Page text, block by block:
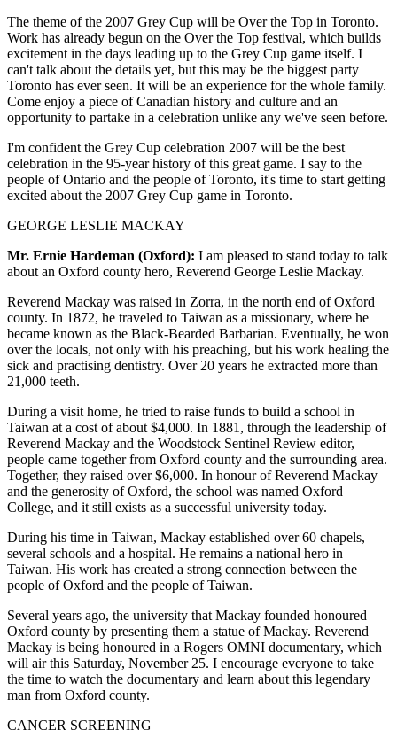
The theme of the 2007 Grey Cup will be Over the Top in Toronto.
Work has already begun on the Over the Top festival, which builds
excitement in the days leading up to the Grey Cup game itself. I
can't talk about the details yet, but this may be the biggest party
Toronto has ever seen. It will be an experience for the whole family.
Come enjoy a piece of Canadian history and culture and an
opportunity to partake in a celebration unlike any we've seen before.
I'm confident the Grey Cup celebration 2007 will be the best
celebration in the 95-year history of this great game. I say to the
people of Ontario and the people of Toronto, it's time to start getting
excited about the 2007 Grey Cup game in Toronto.
GEORGE LESLIE MACKAY
Mr. Ernie Hardeman (Oxford): I am pleased to stand today to talk
about an Oxford county hero, Reverend George Leslie Mackay.
Reverend Mackay was raised in Zorra, in the north end of Oxford
county. In 1872, he traveled to Taiwan as a missionary, where he
became known as the Black-Bearded Barbarian. Eventually, he won
over the locals, not only with his preaching, but his work healing the
sick and practising dentistry. Over 20 years he extracted more than
21,000 teeth.
During a visit home, he tried to raise funds to build a school in
Taiwan at a cost of about $4,000. In 1881, through the leadership of
Reverend Mackay and the Woodstock Sentinel Review editor,
people came together from Oxford county and the surrounding area.
Together, they raised over $6,000. In honour of Reverend Mackay
and the generosity of Oxford, the school was named Oxford
College, and it still exists as a successful university today.
During his time in Taiwan, Mackay established over 60 chapels,
several schools and a hospital. He remains a national hero in
Taiwan. His work has created a strong connection between the
people of Oxford and the people of Taiwan.
Several years ago, the university that Mackay founded honoured
Oxford county by presenting them a statue of Mackay. Reverend
Mackay is being honoured in a Rogers OMNI documentary, which
will air this Saturday, November 25. I encourage everyone to take
the time to watch the documentary and learn about this legendary
man from Oxford county.
CANCER SCREENING